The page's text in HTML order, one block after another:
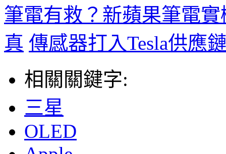
筆電有救？新蘋果筆電
真 傳感器打入Tesla供應
相關關鍵字:
三星
OLED